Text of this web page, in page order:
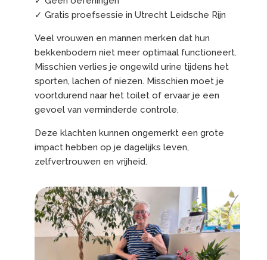
✓ Gratis proefsessie in Utrecht Leidsche Rijn
Veel vrouwen en mannen merken dat hun
bekkenbodem niet meer optimaal functioneert.
Misschien verlies je ongewild urine tijdens het
sporten, lachen of niezen. Misschien moet je
voortdurend naar het toilet of ervaar je een
gevoel van verminderde controle.
Deze klachten kunnen ongemerkt een grote
impact hebben op je dagelijks leven,
zelfvertrouwen en vrijheid.